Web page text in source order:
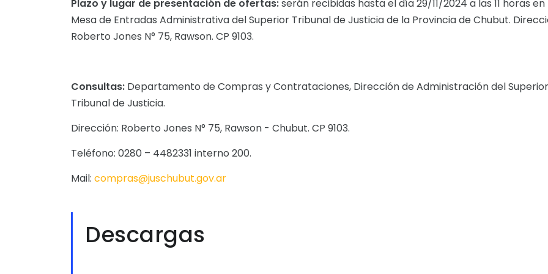
Plazo y lugar de presentación de ofertas:serán recibidas hasta el día 29/11/2024 a las 11 horas en
Mesa de Entradas Administrativa del Superior Tribunal de Justicia de la Provincia de Chubut.
Roberto Jones N° 75, Rawson. CP 9103.
Consultas: Departamento de Compras y Contrataciones, Dirección de Administración del Superior
Tribunal de Justicia.
Dirección: Roberto Jones N° 75, Rawson - Chubut. CP 9103.
Teléfono: 0280 – 4482331 interno 200.
Mail: compras@juschubut.gov.ar
Descargas